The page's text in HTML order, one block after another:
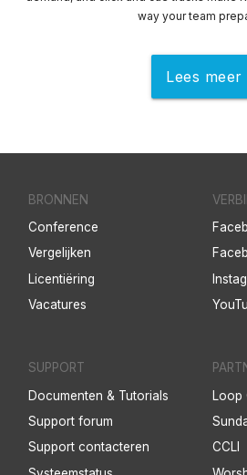
way your team
Lees meer
BRONNEN
Conference
Vergelijken
Licentiëring
Vacatures
SUPPORT
Documenten & Tutorials
Support forum
Support contacteren
Loop
CCLI